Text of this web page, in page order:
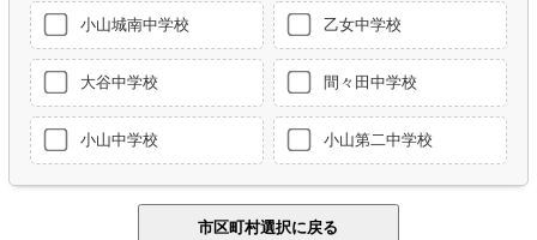
小山城南中学校 乙女中学校
大谷中学校 間々田中学校
小山中学校 小山第二中学校